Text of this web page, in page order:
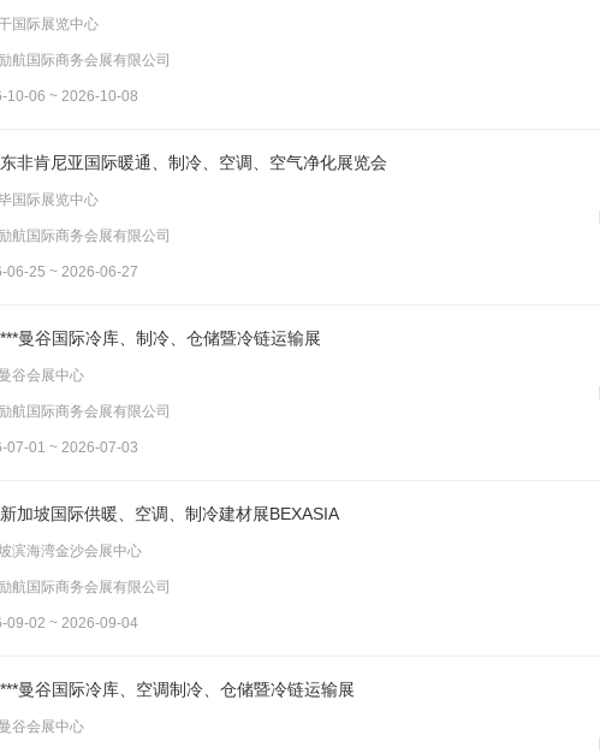
国际展览中心
航国际商务会展有限公司
10-06 ~ 2026-10-08
非肯尼亚国际暖通、制冷、空调、空气净化展览会
国际展览中心
航国际商务会展有限公司
06-25 ~ 2026-06-27
曼谷国际冷库、制冷、仓储暨冷链运输展
谷会展中心
航国际商务会展有限公司
07-01 ~ 2026-07-03
加坡国际供暖、空调、制冷建材展BEXASIA
滨海湾金沙会展中心
航国际商务会展有限公司
09-02 ~ 2026-09-04
曼谷国际冷库、空调制冷、仓储暨冷链运输展
谷会展中心